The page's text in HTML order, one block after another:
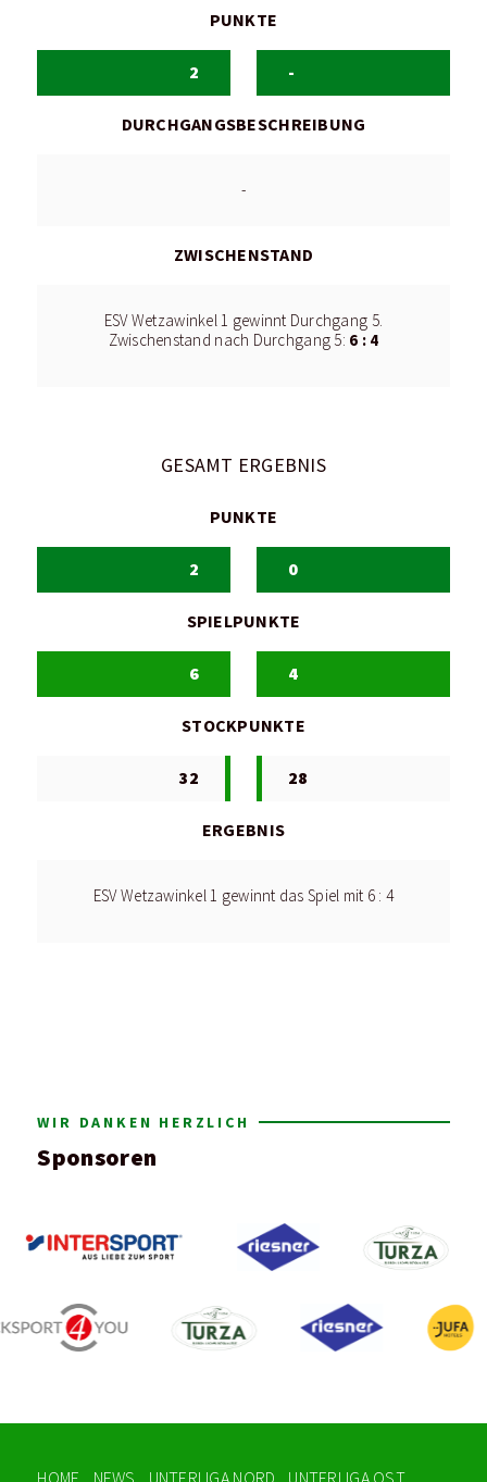
PUNKTE
2 -
DURCHGANGSBESCHREIBUNG
-
ZWISCHENSTAND
ESV Wetzawinkel 1 gewinnt Durchgang 5.
Zwischenstand nach Durchgang 5: 6 : 4
GESAMT ERGEBNIS
PUNKTE
2 0
SPIELPUNKTE
6 4
STOCKPUNKTE
32 28
ERGEBNIS
ESV Wetzawinkel 1 gewinnt das Spiel mit 6 : 4
WIR DANKEN HERZLICH
Sponsoren